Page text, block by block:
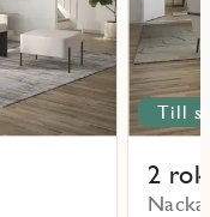
Till
2